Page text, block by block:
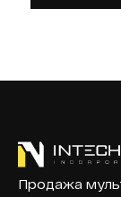
Продажа